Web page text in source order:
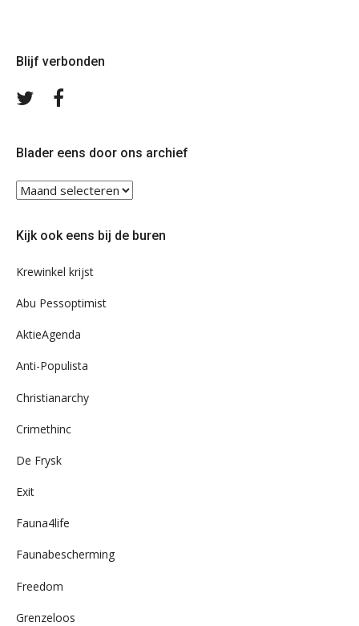
Blijf verbonden
Volg
Blader eens door ons archief
Blader
eens
ons
Kijk ook eens bij de buren
Krewinkel krijst
Abu Pessoptimist
AktieAgenda
Anti-Populista
Christianarchy
Crimethinc
De Frysk
Exit
Fauna4life
Faunabescherming
Freedom
Grenzeloos